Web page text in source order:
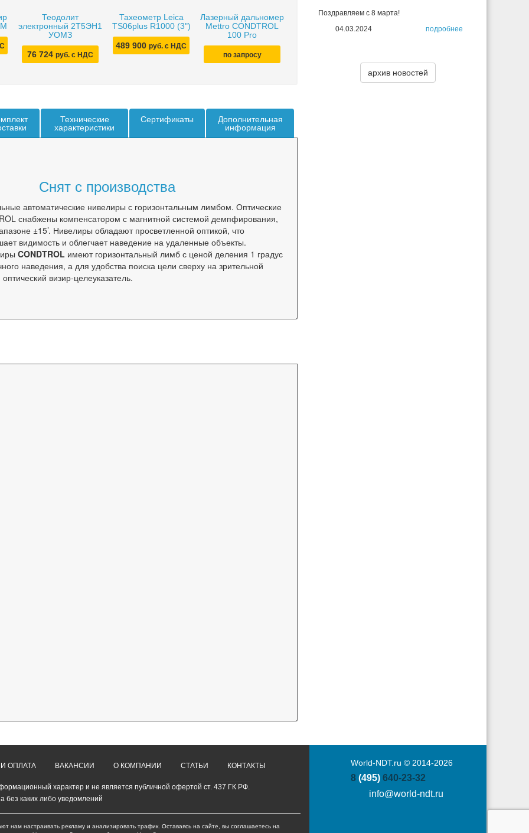
Теодолит
электронный 2Т5ЭН1
УОМЗ
76 724 руб. с НДС
Тахеометр Leica
TS06plus R1000 (3")
489 900 руб. с НДС
Лазерный дальномер
Mettro CONDTROL
100 Pro
по запросу
Технические
характеристики
Сертификаты
Дополнительная
информация
Снят с производства
автоматические нивелиры с горизонтальным лимбом. Оптические
снабжены компенсатором с магнитной системой демпфирования,
±15’. Нивелиры обладают просветленной оптикой, что
видимость и облегчает наведение на удаленные объекты.
CONDTROL имеют горизонтальный лимб с ценой деления 1 градус
наведения, а для удобства поиска цели сверху на зрительной
визир-целеуказатель.
Поздравляем с 8 марта!
04.03.2024
подробнее
архив новостей
ОПЛАТА ВАКАНСИИ О КОМПАНИИ СТАТЬИ КОНТАКТЫ
характер и не является публичной офертой ст. 437 ГК РФ.
без каких либо уведомлений
нам настраивать рекламу и анализировать трафик. Оставаясь на сайте, вы соглашаетесь на
World-NDT.ru © 2014-2026
8 (495) 640-23-32
info@world-ndt.ru